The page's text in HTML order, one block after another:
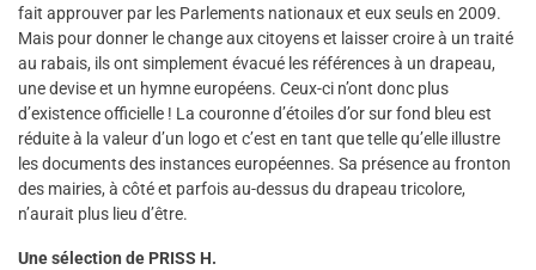
fait approuver par les Parlements nationaux et eux seuls en 2009.
Mais pour donner le change aux citoyens et laisser croire à un traité
au rabais, ils ont simplement évacué les références à un drapeau,
une devise et un hymne européens. Ceux-ci n’ont donc plus
d’existence officielle ! La couronne d’étoiles d’or sur fond bleu est
réduite à la valeur d’un logo et c’est en tant que telle qu’elle illustre
les documents des instances européennes. Sa présence au fronton
des mairies, à côté et parfois au-dessus du drapeau tricolore,
n’aurait plus lieu d’être.
Une sélection de PRISS H.